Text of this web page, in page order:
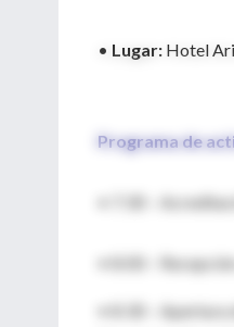
• Lugar: Hotel
Programa de
• 7:30 –
• 8:00 –
• 8:30 –